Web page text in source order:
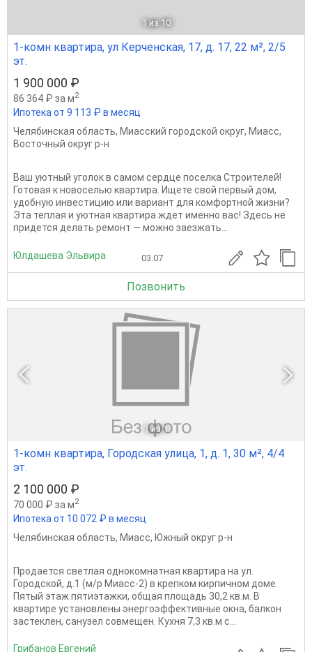
1 из 10
1-комн квартира, ул Керченская, 17, д. 17, 22 м², 2/5
эт.
1 900 000 ₽
86 364 ₽ за м2
Ипотека от 9 113 ₽ в месяц
Челябинская область, Миасский городской округ, Миасс,
Восточный округ р-н
Ваш уютный уголок в самом сердце поселка Строителей!
Готовая к новоселью квартира. Ищете свой первый дом,
удобную инвестицию или вариант для комфортной жизни?
Эта теплая и уютная квартира ждет именно вас! Здесь не
придется делать ремонт — можно заезжать...
Юлдашева Эльвира 03.07
Позвонить
1 из 1
1-комн квартира, Городская улица, 1, д. 1, 30 м², 4/4
эт.
2 100 000 ₽
70 000 ₽ за м2
Ипотека от 10 072 ₽ в месяц
Челябинская область, Миасс, Южный округ р-н
Продается светлая однокомнатная квартира на ул.
Городской, д.1 (м/р Миасс-2) в крепком кирпичном доме.
Пятый этаж пятиэтажки, общая площадь 30,2 кв.м. В
квартире установлены энергоэффективные окна, балкон
застеклен, санузел совмещен. Кухня 7,3 кв.м с...
Грибанов Евгений